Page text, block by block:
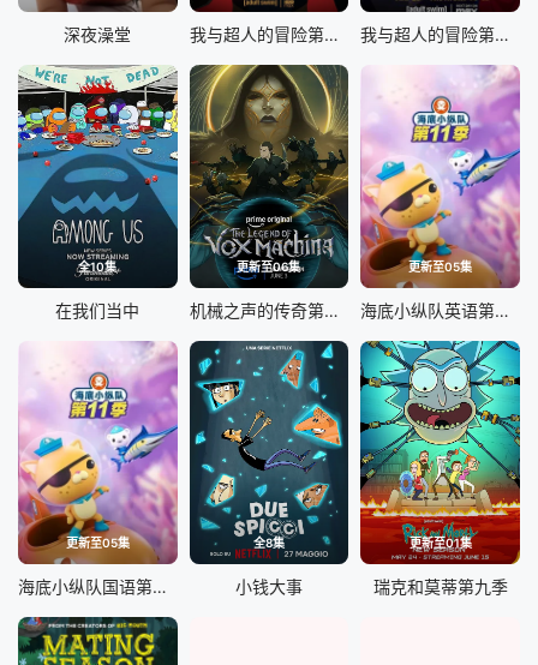
深夜澡堂 我与超人的冒险第三季 我与超人的冒险第二季
全10集
在我们当中
更新至06集
机械之声的传奇第四季
更新至05集
海底小纵队英语第十一季
更新至05集
海底小纵队国语第十一季
全8集
小钱大事
更新至01集
瑞克和莫蒂第九季